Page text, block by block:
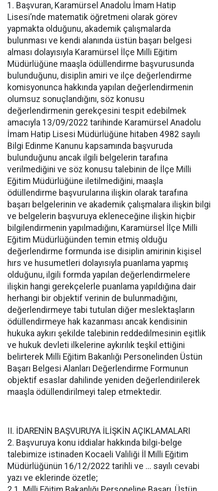
1. Başvuran, Karamürsel Anadolu İmam Hatip
Lisesi’nde matematik öğretmeni olarak görev
yapmakta olduğunu, akademik çalışmalarda
bulunması ve kendi alanında üstün başarı belgesi
alması dolayısıyla Karamürsel İlçe Milli Eğitim
Müdürlüğüne maaşla ödüllendirme başvurusunda
bulunduğunu, disiplin amiri ve ilçe değerlendirme
komisyonunca hakkında yapılan değerlendirmenin
olumsuz sonuçlandığını, söz konusu
değerlendirmenin gerekçesini tespit edebilmek
amacıyla 13/09/2022 tarihinde Karamürsel Anadolu
İmam Hatip Lisesi Müdürlüğüne hitaben 4982 sayılı
Bilgi Edinme Kanunu kapsamında başvuruda
bulunduğunu ancak ilgili belgelerin tarafına
verilmediğini ve söz konusu talebinin de İlçe Milli
Eğitim Müdürlüğüne iletilmediğini, maaşla
ödüllendirme başvurularına ilişkin olarak tarafına
başarı belgelerinin ve akademik çalışmalara ilişkin bilgi
ve belgelerin başvuruya ekleneceğine ilişkin hiçbir
bilgilendirmenin yapılmadığını, Karamürsel İlçe Milli
Eğitim Müdürlüğünden temin etmiş olduğu
değerlendirme formunda ise disiplin amirinin kişisel
hırs ve husumetleri dolayısıyla puanlama yapmış
olduğunu, ilgili formda yapılan değerlendirmelere
ilişkin hangi gerekçelerle puanlama yapıldığına dair
herhangi bir objektif verinin de bulunmadığını,
değerlendirmeye tabi tutulan diğer meslektaşların
ödüllendirmeye hak kazanması ancak kendisinin
hukuka aykırı şekilde talebinin reddedilmesinin eşitlik
ve hukuk devleti ilkelerine aykırılık teşkil ettiğini
belirterek Milli Eğitim Bakanlığı Personelinden Üstün
Başarı Belgesi Alanları Değerlendirme Formunun
objektif esaslar dahilinde yeniden değerlendirilerek
maaşla ödüllendirilmeyi talep etmektedir.
II. İDARENİN BAŞVURUYA İLİŞKİN AÇIKLAMALARI
2. Başvuruya konu iddialar hakkında bilgi-belge
talebimize istinaden Kocaeli Valiliği İl Milli Eğitim
Müdürlüğünün 16/12/2022 tarihli ve ... sayılı cevabi
yazı ve eklerinde özetle;